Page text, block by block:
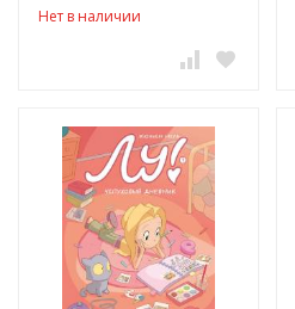
Нет в наличии